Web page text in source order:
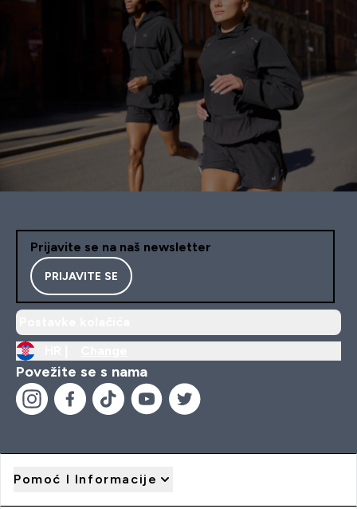
Prijavite se na naš newsletter
PRIJAVITE SE
Povežite se s nama
Pomoć I Informacije